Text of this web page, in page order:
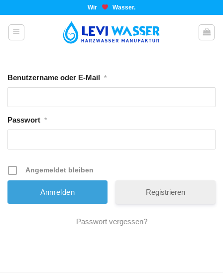
Wir Wasser.
Benutzername oder E-Mail *
Passwort *
Angemeldet bleiben
Registrieren
Passwort vergessen?